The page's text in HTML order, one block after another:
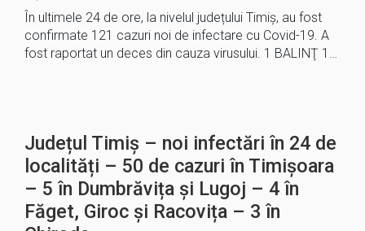
În ultimele 24 de ore, la nivelul județului Timiș, au fost
confirmate 121 cazuri noi de infectare cu Covid-19. A
fost raportat un deces din cauza virusului. 1 BALINŢ 1…
Județul Timiș – noi infectări în 24 de
localități – 50 de cazuri în Timișoara
– 5 în Dumbrăvița și Lugoj – 4 în
Făget, Giroc și Racovița – 3 în